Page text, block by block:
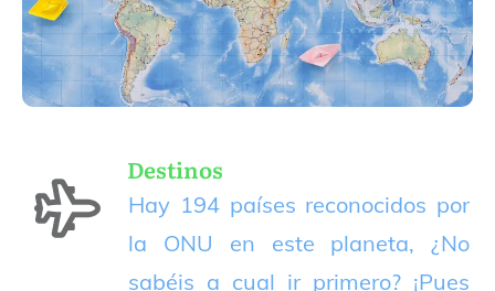
Destinos
Hay 194 países reconocidos por
la ONU en este planeta, ¿No
sabéis a cual ir primero? ¡Pues